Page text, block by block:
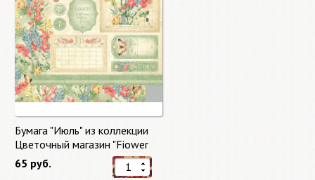
Бумага "Июль" из коллекции
Цветочный магазин "Fiower
Market"
65 руб.